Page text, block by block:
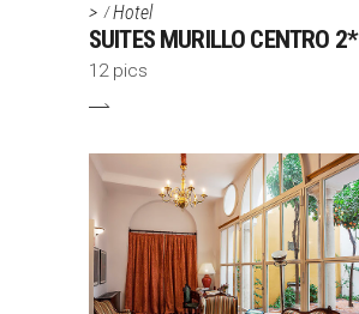
> Hotel
SUITES MURILLO CENTRO 2*
12 pics